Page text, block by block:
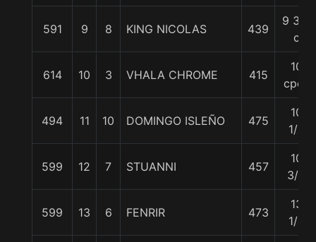
591 9 8 KING NICOLAS 439
9 3/4
c
614 10 3 VHALA CHROME 415
10
cpos
494 11 10 DOMINGO ISLEÑO 475
10
1/2
599 12 7 STUANNI 457
10
3/4
599 13 6 FENRIR 473
13
1/4